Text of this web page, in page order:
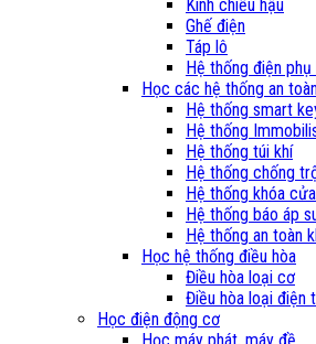
Kính chiếu hậu
Ghế điện
Táp lô
Hệ thống điện phụ
Học các hệ thống an
Hệ thống smart
Hệ thống
Hệ thống túi khí
Hệ thống chống
Hệ thống khóa cửa
Hệ thống báo áp
Hệ thống an toàn
Học hệ thống điều hòa
Điều hòa loại cơ
Điều hòa loại điện
Học điện động cơ